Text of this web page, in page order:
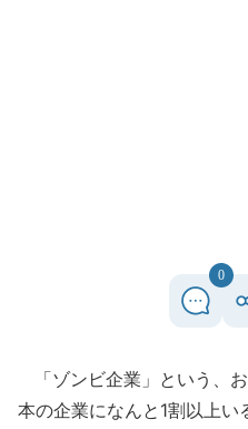
0
「ゾンビ企業」という、
本の企業になんと1割以上